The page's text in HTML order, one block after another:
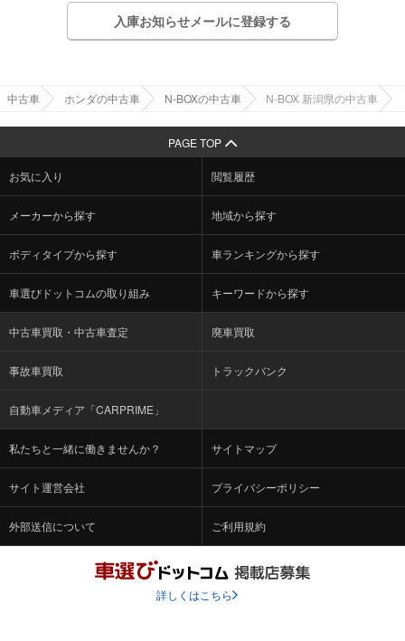
入庫お知らせメールに登録する
中古車 ホンダの中古車 N-BOXの中古車 N-BOX 新潟県の中古車
PAGE TOP
お気に入り 閲覧履歴
メーカーから探す 地域から探す
ボディタイプから探す 車ランキングから探す
車選びドットコムの取り組み キーワードから探す
中古車買取・中古車査定 廃車買取
事故車買取 トラックバンク
自動車メディア「CARPRIME」
私たちと一緒に働きませんか？ サイトマップ
サイト運営会社 プライバシーポリシー
外部送信について ご利用規約
詳しくはこちら